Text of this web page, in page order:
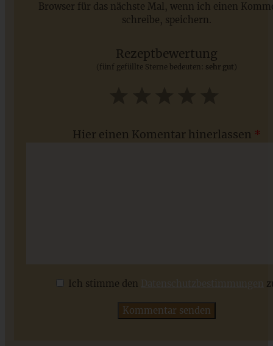
Saisonale Rezepte im Juli - meine 7 sommerlichen
Browser für das nächste Mal, wenn ich einen
schreibe, speichern.
Rezeptbewertung
(fünf gefüllte Sterne bedeuten: sehr gut )
Hier einen Komentar hinerlassen *
Ich stimme den